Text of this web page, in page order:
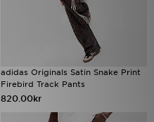
adidas Originals Satin Snake Print
Firebird Track Pants
820.00kr